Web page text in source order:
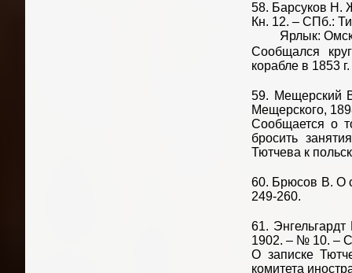
58. Барсуков Н.
Кн. 12. – СПб.:
Ярлык:
Сообщался
корабле в 1853
59. Мещерский
Мещерского,
Сообщается о
бросить
Тютчева к
60. Брюсов В. О
249-260.
61.
1902. – № 10. –
О записке
комитета